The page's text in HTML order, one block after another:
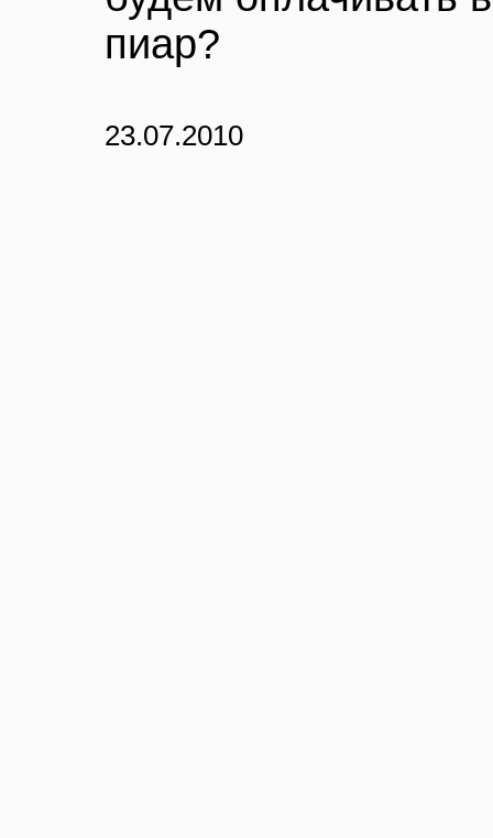
пиар?
23.07.2010